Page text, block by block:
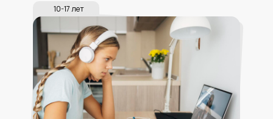
10-17 лет